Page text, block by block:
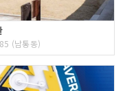
(남통동)